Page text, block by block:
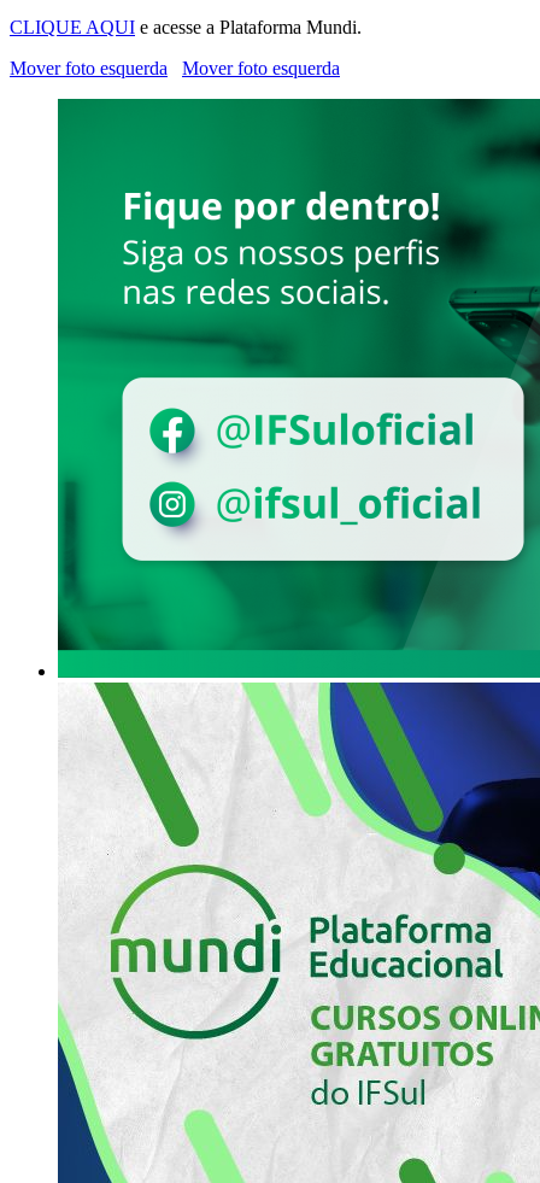
CLIQUE AQUI e acesse a Plataforma Mundi.
Mover foto esquerda
Mover foto esquerda